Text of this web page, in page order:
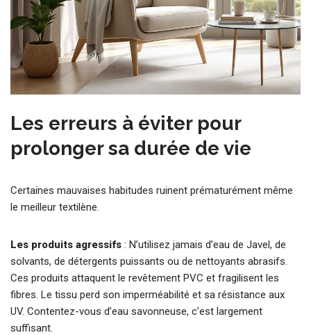
Les erreurs à éviter pour
prolonger sa durée de vie
Certaines mauvaises habitudes ruinent prématurément même
le meilleur textilène.
Les produits agressifs : N’utilisez jamais d’eau de Javel, de
solvants, de détergents puissants ou de nettoyants abrasifs.
Ces produits attaquent le revêtement PVC et fragilisent les
fibres. Le tissu perd son imperméabilité et sa résistance aux
UV. Contentez-vous d’eau savonneuse, c’est largement
suffisant.